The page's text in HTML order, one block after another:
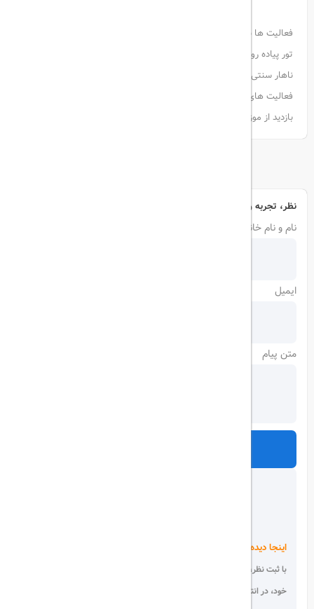
فعالیت ها شامل:
تور پیاده روی تفلیس با راهنمایی
ناهار سنتی گرجی
فعالیت های اختیاری:
بازدید از موزه گرجستان
نظر، تجربه و سوال خود را با ما در میان بگذارید
نام و نام خانوادگی
ایمیل
متن پیام
اینجا دیده می شوید!
با ثبت نظر، انتقادات و پیشنهادات
خود، در انتخاب دیگران سهیم باشید